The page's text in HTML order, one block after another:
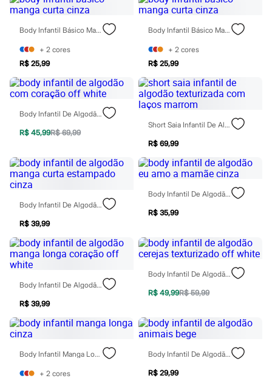
Todos os produtos
Infantil
Em alta
Arrumadinho para os meninos
Romântico para as meninas
Inverno
Roupas menina
0 a 24 meses
4 a 12 anos
10 a 16 anos
Roupas menino
1 a 5 anos
4 a 12 anos
10 a 16 anos
Acessórios
Recém-nascido
Chapéus
Calçados
Botas
Chinelos
Pantufas
Rasteirinhas
Sandálias
Tênis
Marcas
Baby Club
Miss Fifteen
Palomino
Moda íntima
Body Infantil Básico Manga Curta Cinza
+ 2 cores
R$ 25,99
Body Infantil Básico Manga Curta Cinza
+ 2 cores
R$ 25,99
Body Infantil De Algodão Com Coração Off White
R$ 45,99R$ 69,99
Short Saia Infantil De Algodão Texturizada Com Laços Marrom
R$ 69,99
Body Infantil De Algodão Manga Curta Estampado Cinza
R$ 39,99
Body Infantil De Algodão Eu Amo A Mamãe Cinza
R$ 35,99
Body Infantil De Algodão Manga Longa Coração Off White
R$ 39,99
Body Infantil De Algodão Cerejas Texturizado Off White
R$ 49,99R$ 59,99
Body Infantil Manga Longa Cinza
+ 2 cores
Body Infantil De Algodão Animais Bege
R$ 29,99